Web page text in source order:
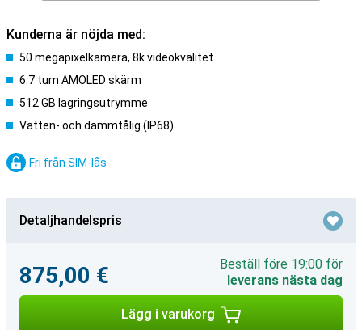
Kunderna är nöjda med:
50 megapixelkamera, 8k videokvalitet
6.7 tum AMOLED skärm
512 GB lagringsutrymme
Vatten- och dammtålig (IP68)
Fri från SIM-lås
Detaljhandelspris
875,00 €
Beställ före 19:00 för
leverans nästa dag
Lägg i varukorg